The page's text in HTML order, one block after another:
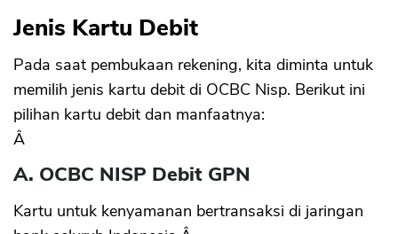
Jenis Kartu Debit
Pada saat pembukaan rekening, kita diminta untuk
memilih jenis kartu debit di OCBC Nisp. Berikut ini
pilihan kartu debit dan manfaatnya:
Â
A. OCBC NISP Debit GPN
Kartu untuk kenyamanan bertransaksi di jaringan